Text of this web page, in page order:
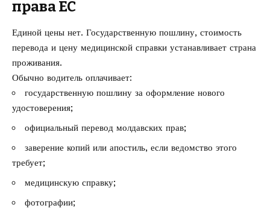
права ЕС
Единой цены нет. Государственную пошлину, стоимость
перевода и цену медицинской справки устанавливает страна
проживания.
Обычно водитель оплачивает:
государственную пошлину за оформление нового
удостоверения;
официальный перевод молдавских прав;
заверение копий или апостиль, если ведомство этого
требует;
медицинскую справку;
фотографии;